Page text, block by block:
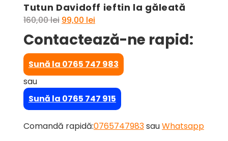
Tutun Davidoff ieftin la găleată
160,00lei Prețul
a
fost:
160,00 lei.
99,00 lei
curent
este:
99,00 lei.
Contactează-ne rapid:
Sună la 0765 747 983
sau
Sună la 0765 747 915
Comandă rapidă:0765747983sauWhatsapp